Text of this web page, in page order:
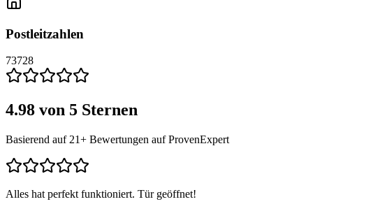
Postleitzahlen
73728
4.98 von 5 Sternen
Basierend auf 21+ Bewertungen auf ProvenExpert
Alles hat perfekt funktioniert. Tür geöffnet!